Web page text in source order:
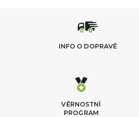
INFO O DOPRAVĚ
VĚRNOSTNÍ
PROGRAM